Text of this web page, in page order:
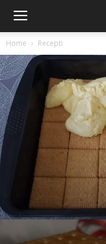
Home Recepti